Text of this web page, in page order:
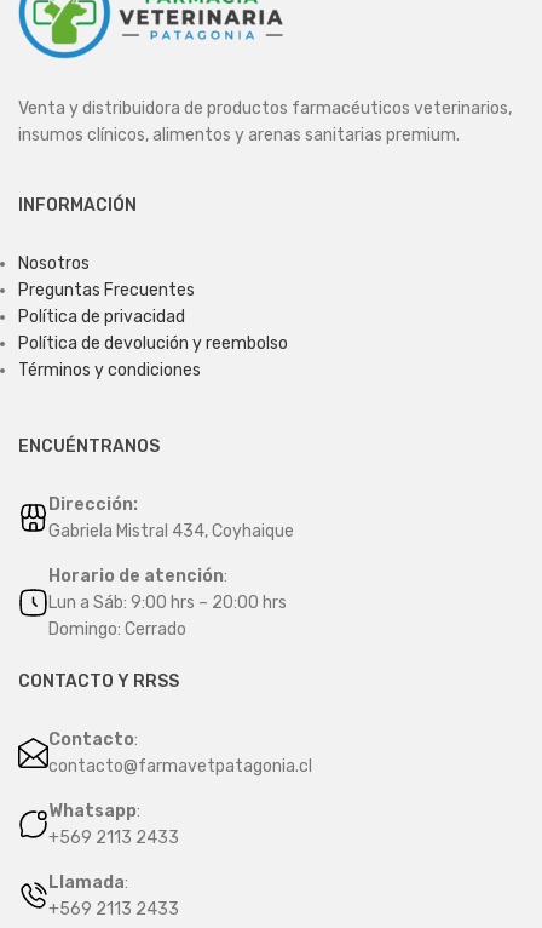
Venta y distribuidora de productos farmacéuticos veterinarios,
insumos clínicos, alimentos y arenas sanitarias premium.
INFORMACIÓN
Nosotros
Preguntas Frecuentes
Política de privacidad
Política de devolución y reembolso
Términos y condiciones
ENCUÉNTRANOS
Dirección:
Gabriela Mistral 434, Coyhaique
Horario de atención:
Lun a Sáb: 9:00 hrs – 20:00 hrs
Domingo: Cerrado
CONTACTO Y RRSS
Contacto:
contacto@farmavetpatagonia.cl
Whatsapp:
+569 2113 2433
Llamada:
+569 2113 2433